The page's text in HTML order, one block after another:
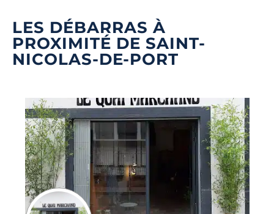
LES DÉBARRAS À
PROXIMITÉ DE SAINT-
NICOLAS-DE-PORT